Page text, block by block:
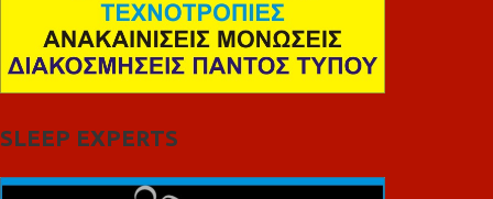
SLEEP EXPERTS